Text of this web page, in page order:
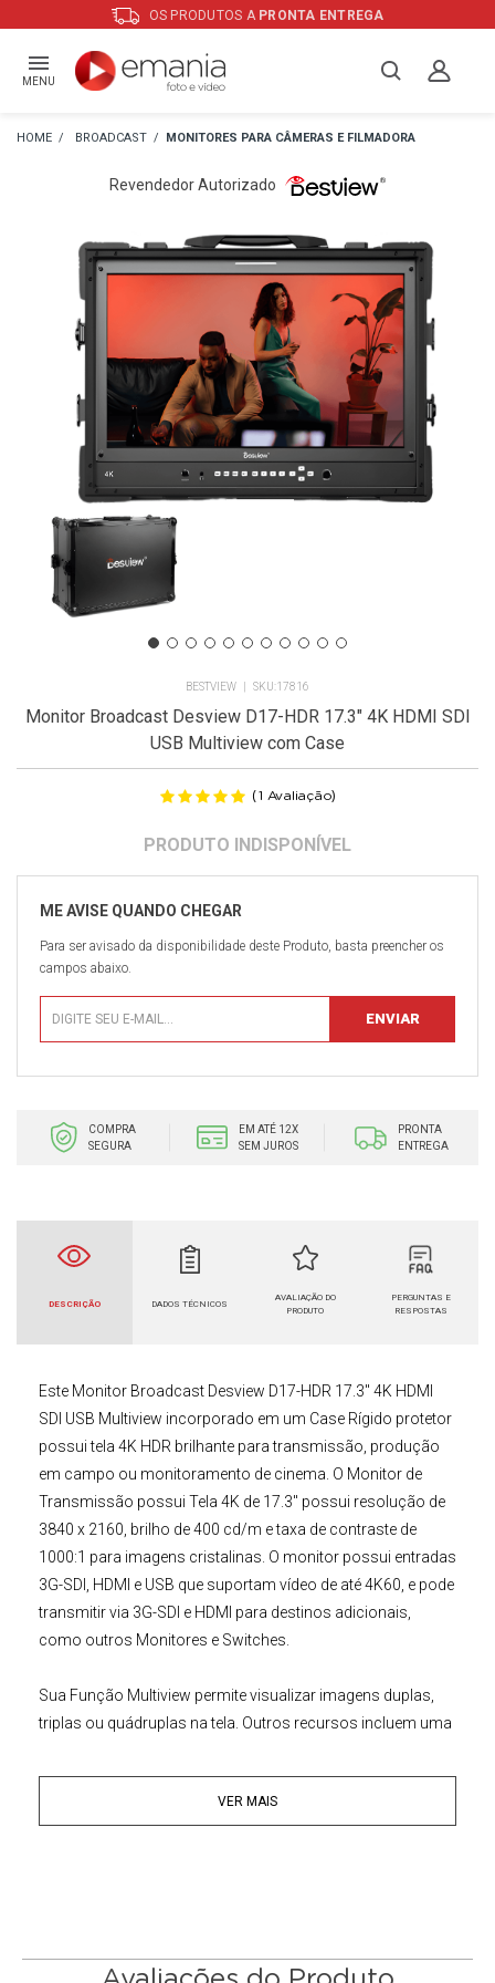
OS PRODUTOS A PRONTA ENTREGA
MENU
BROADCAST MONITORES PARA CÂMERAS E FILMADORA
Revendedor Autorizado
BESTVIEW 17816
Monitor Broadcast Desview D17-HDR 17.3" 4K HDMI SDI
USB Multiview com Case
(1 Avaliação)
Para ser avisado da disponibilidade deste Produto, basta preencher os
campos abaixo.
COMPRA
SEGURA
EM ATÉ 12X
SEM JUROS
PRONTA
ENTREGA
DESCRIÇÃO DADOS TÉCNICOS
AVALIAÇÃO DO
PRODUTO
PERGUNTAS E
RESPOSTAS
Este Monitor Broadcast Desview D17-HDR 17.3" 4K HDMI
SDI USB Multiview incorporado em um Case Rígido protetor
possui tela 4K HDR brilhante para transmissão, produção
em campo ou monitoramento de cinema. O Monitor de
Transmissão possui Tela 4K de 17.3" possui resolução de
3840 x 2160, brilho de 400 cd/m e taxa de contraste de
1000:1 para imagens cristalinas. O monitor possui entradas
3G-SDI, HDMI e USB que suportam vídeo de até 4K60, e pode
transmitir via 3G-SDI e HDMI para destinos adicionais,
como outros Monitores e Switches.
Sua Função Multiview permite visualizar imagens duplas,
triplas ou quádruplas na tela. Outros recursos incluem uma
modo picture-in-picture, um ângulo de visão de 178°, um
conector para fones de ouvido, alto-falantes frontais e
Alumínio é incorporado ao Monitor e protege durante o
VER MAIS